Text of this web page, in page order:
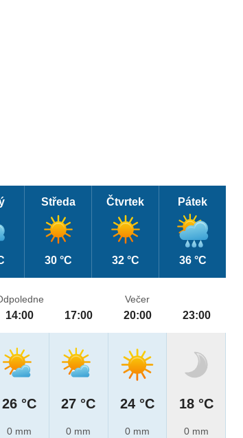
Středa
30 °C
Čtvrtek
32 °C
Pátek
36 °C
14:00
26 °C
0 mm
17:00
27 °C
0 mm
Večer
20:00
24 °C
0 mm
23:00
18 °C
0 mm